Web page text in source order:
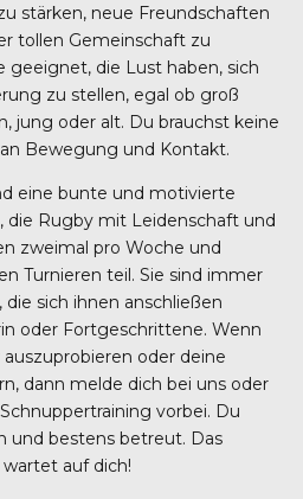
stärken, neue Freundschaften
tollen Gemeinschaft zu
geeignet, die Lust haben, sich
zu stellen, egal ob groß
jung oder alt. Du brauchst keine
Bewegung und Kontakt.
eine bunte und motivierte
die Rugby mit Leidenschaft und
zweimal pro Woche und
Turnieren teil. Sie sind immer
sich ihnen anschließen
oder Fortgeschrittene. Wenn
oder deine
dann melde dich bei uns oder
vorbei. Du
und bestens betreut. Das
auf dich!